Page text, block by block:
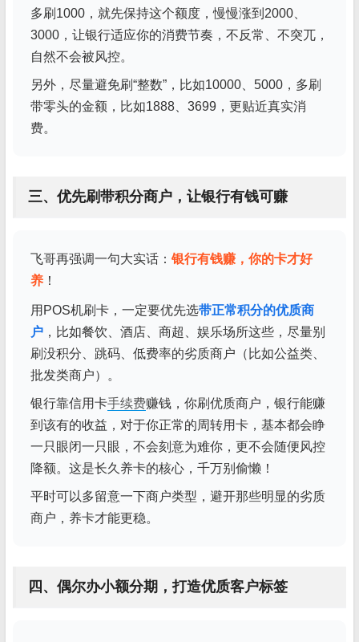
多刷1000，就先保持这个额度，慢慢涨到2000、
3000，让银行适应你的消费节奏，不反常、不突兀，
自然不会被风控。
另外，尽量避免刷“整数”，比如10000、5000，多刷
带零头的金额，比如1888、3699，更贴近真实消
费。
三、优先刷带积分商户，让银行有钱可赚
飞哥再强调一句大实话： 银行有钱赚，你的卡才好
养 ！
用POS机刷卡，一定要优先选带正常积分的优质商
户 ，比如餐饮、酒店、商超、娱乐场所这些，尽量别
刷没积分、跳码、低费率的劣质商户（比如公益类、
批发类商户）。
银行靠信用卡手续费赚钱，你刷优质商户，银行能赚
到该有的收益，对于你正常的周转用卡，基本都会睁
一只眼闭一只眼，不会刻意为难你，更不会随便风控
降额。这是长久养卡的核心，千万别偷懒！
平时可以多留意一下商户类型，避开那些明显的劣质
商户，养卡才能更稳。
四、偶尔办小额分期，打造优质客户标签